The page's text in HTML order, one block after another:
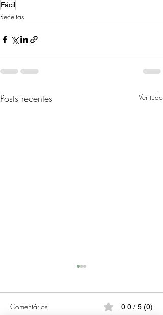
Fácil
Receitas
Posts recentes Ver tudo
Comentários 0.0 / 5 (0)